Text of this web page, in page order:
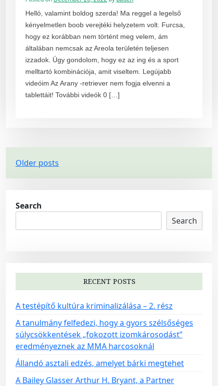
Helló, valamint boldog szerda! Ma reggel a legelső
kényelmetlen boob verejtéki helyzetem volt. Furcsa,
hogy ez korábban nem történt meg velem, ám
általában nemcsak az Areola területén teljesen
izzadok. Úgy gondolom, hogy ez az ing és a sport
melltartó kombinációja, amit viseltem. Legújabb
videóim Az Arany -retriever nem fogja elvenni a
tablettáit! További videók 0 […]
P
o
t
g
a
t
i
o
n
Older posts
Search
Search
RECENT POSTS
A testépítő kultúra kriminalizálása – 2. rész
A tanulmány felfedezi, hogy a gyors szélsőséges
súlycsökkentések „fokozott izomkárosodást”
eredményeznek az MMA harcosoknál
Állandó asztali edzés, amelyet bárki megtehet
A Bailey Glasser Arthur H. Bryant, a Partner